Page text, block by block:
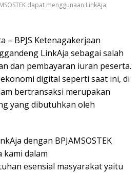
dapat menggunaan LinkAja.
– BPJS Ketenagakerjaan
LinkAja sebagai salah
dan pembayaran iuran peserta.
digital seperti saat ini, di
bertransaksi merupakan
yang dibutuhkan oleh
dengan BPJAMSOSTEK
kami dalam
esensial masyarakat yaitu